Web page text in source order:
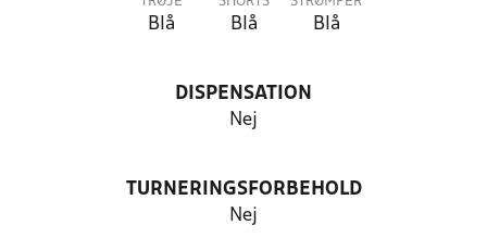
Blå Blå Blå
DISPENSATION
Nej
TURNERINGSFORBEHOLD
Nej